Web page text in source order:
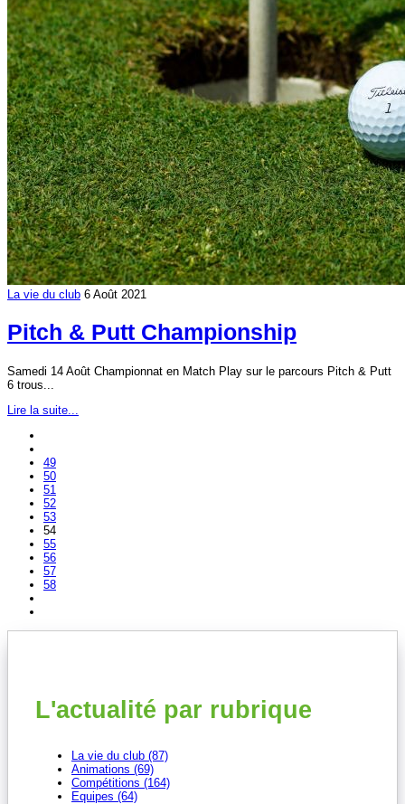
La vie du club 6 Août 2021
Pitch & Putt Championship
Samedi 14 Août Championnat en Match Play sur le parcours Pitch & Putt
6 trous...
Lire la suite...
49
50
51
52
53
54
55
56
57
58
L'actualité par rubrique
La vie du club (87)
Animations (69)
Compétitions (164)
Equipes (64)